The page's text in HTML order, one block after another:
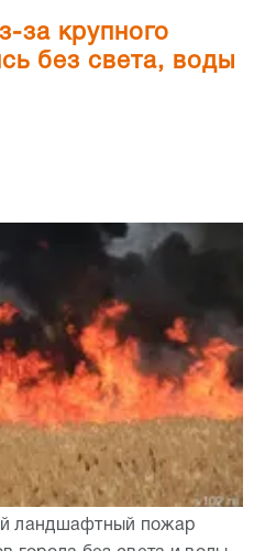
за крупного
без света, воды
ландшафтный пожар